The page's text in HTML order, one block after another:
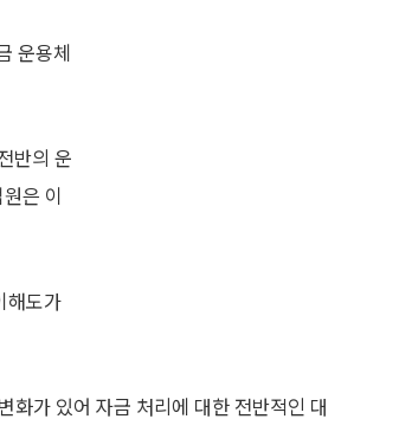
운용체
반의 운
은 이
해도가
화가 있어 자금 처리에 대한 전반적인 대